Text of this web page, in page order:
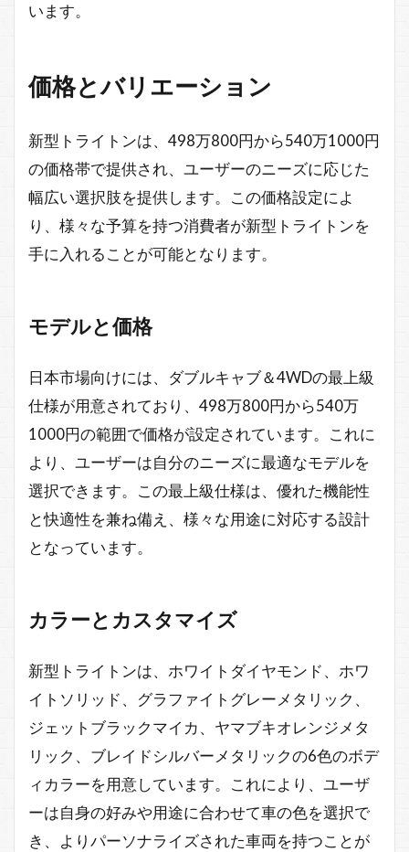
います。
価格とバリエーション
新型トライトンは、498万800円から540万1000円
の価格帯で提供され、ユーザーのニーズに応じた
幅広い選択肢を提供します。この価格設定によ
り、様々な予算を持つ消費者が新型トライトンを
手に入れることが可能となります。
モデルと価格
日本市場向けには、ダブルキャブ＆4WDの最上級
仕様が用意されており、498万800円から540万
1000円の範囲で価格が設定されています。これに
より、ユーザーは自分のニーズに最適なモデルを
選択できます。この最上級仕様は、優れた機能性
と快適性を兼ね備え、様々な用途に対応する設計
となっています。
カラーとカスタマイズ
新型トライトンは、ホワイトダイヤモンド、ホワ
イトソリッド、グラファイトグレーメタリック、
ジェットブラックマイカ、ヤマブキオレンジメタ
リック、ブレイドシルバーメタリックの6色のボデ
ィカラーを用意しています。これにより、ユーザ
ーは自身の好みや用途に合わせて車の色を選択で
き、よりパーソナライズされた車両を持つことが